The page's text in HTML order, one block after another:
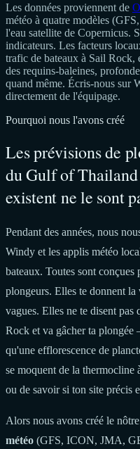
Les données proviennent de
météo à quatre modèles
l'eau satellite de Copernicus.
indicateurs. Les facteurs
trafic de bateaux à Sail Rock,
des requins-baleines,
quand même. Écris-nous sur
directement de l'équipage.
Pourquoi nous l'avons créé
Les prévisions de
du Gulf of
existent ne le sont
Pendant des années, nous
Windy et les applis météo
bateaux. Toutes sont
plongeurs. Elles te donnent la
vagues. Elles ne te disent
Rock et va gâcher ta
qu'une efflorescence de
se moquent de la thermocline
ou de savoir si ton site précis
Alors nous avons créé le
météo (GFS, ICON, JMA,